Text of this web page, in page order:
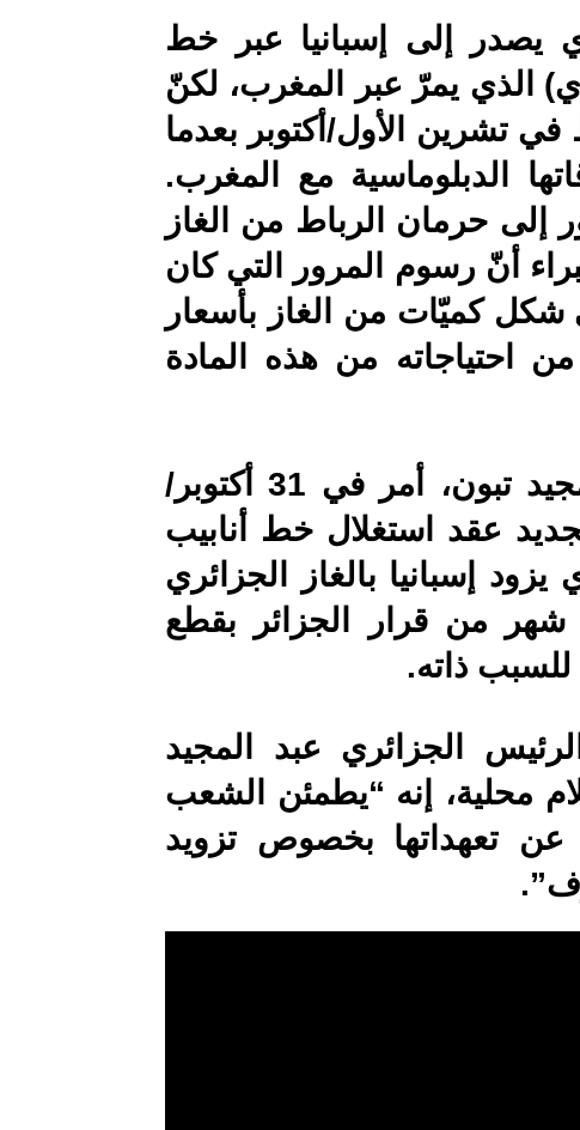
يصدر إلى إسبانيا عبر خط
الذي يمرّ عبر المغرب، لكنّ
تشرين الأول/أكتوبر بعدما
الدبلوماسية مع المغرب.
إلى حرمان الرباط من الغاز
أنّ رسوم المرور التي كان
شكل كميّات من الغاز بأسعار
كانت تؤمّن له 97% من احتياجاته من هذه المادة
كان الرئيس الجزائري عبد المجيد تبون، أمر في 31 أكتوبر/
عقد استغلال خط أنابيب
يزود إسبانيا بالغاز الجزائري
شهر من قرار الجزائر بقطع
للسبب ذاته.
الجزائري عبد المجيد
محلية، إنه “يطمئن الشعب
عن تعهداتها بخصوص تزويد